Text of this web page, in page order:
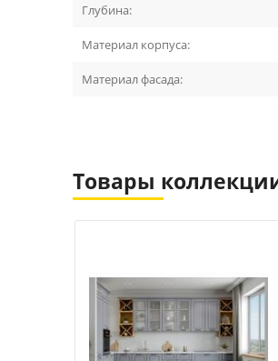
Глубина:
Материал корпуса:
Материал фасада:
Товары